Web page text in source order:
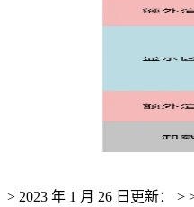
> 2023 年 1 月 26 日更新： >